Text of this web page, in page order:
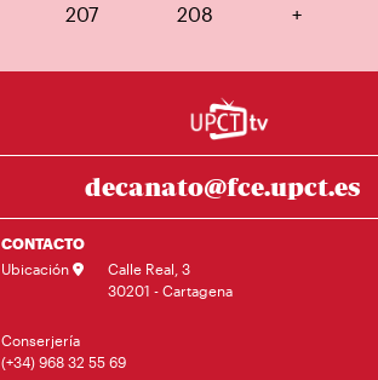
207 208 +
decanato@fce.upct.es
CONTACTO
Ubicación
Calle Real, 3
30201 - Cartagena
Conserjería
(+34) 968 32 55 69